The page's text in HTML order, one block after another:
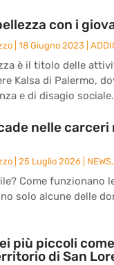
con i
18 Giugno 2023
è il titolo delle
Kalsa di Palermo,
e di disagio
nelle
25 Luglio 2026 NEWS,
Come funzionano
solo alcune delle
più piccoli
di San